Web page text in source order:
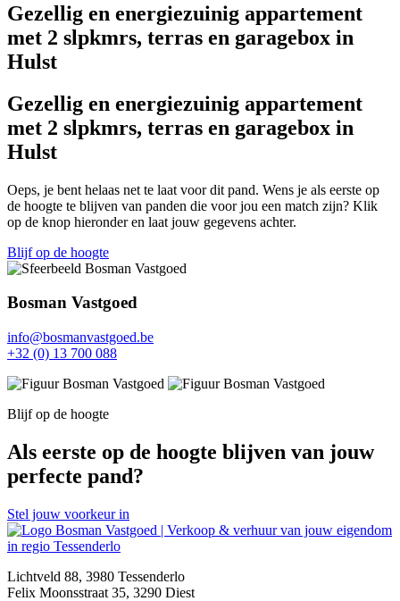
Gezellig en energiezuinig appartement
met 2 slpkmrs, terras en garagebox in
Hulst
Gezellig en energiezuinig appartement
met 2 slpkmrs, terras en garagebox in
Hulst
Oeps, je bent helaas net te laat voor dit pand. Wens je als eerste op
de hoogte te blijven van panden die voor jou een match zijn? Klik
op de knop hieronder en laat jouw gegevens achter.
Blijf op de hoogte
Bosman Vastgoed
info@bosmanvastgoed.be
+32 (0) 13 700 088
Blijf op de hoogte
Als eerste op de hoogte blijven van jouw
perfecte pand?
Stel jouw voorkeur in
Lichtveld 88, 3980 Tessenderlo
Felix Moonsstraat 35, 3290 Diest